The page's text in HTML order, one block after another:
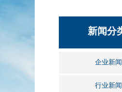
新闻分
企业新闻
行业新闻